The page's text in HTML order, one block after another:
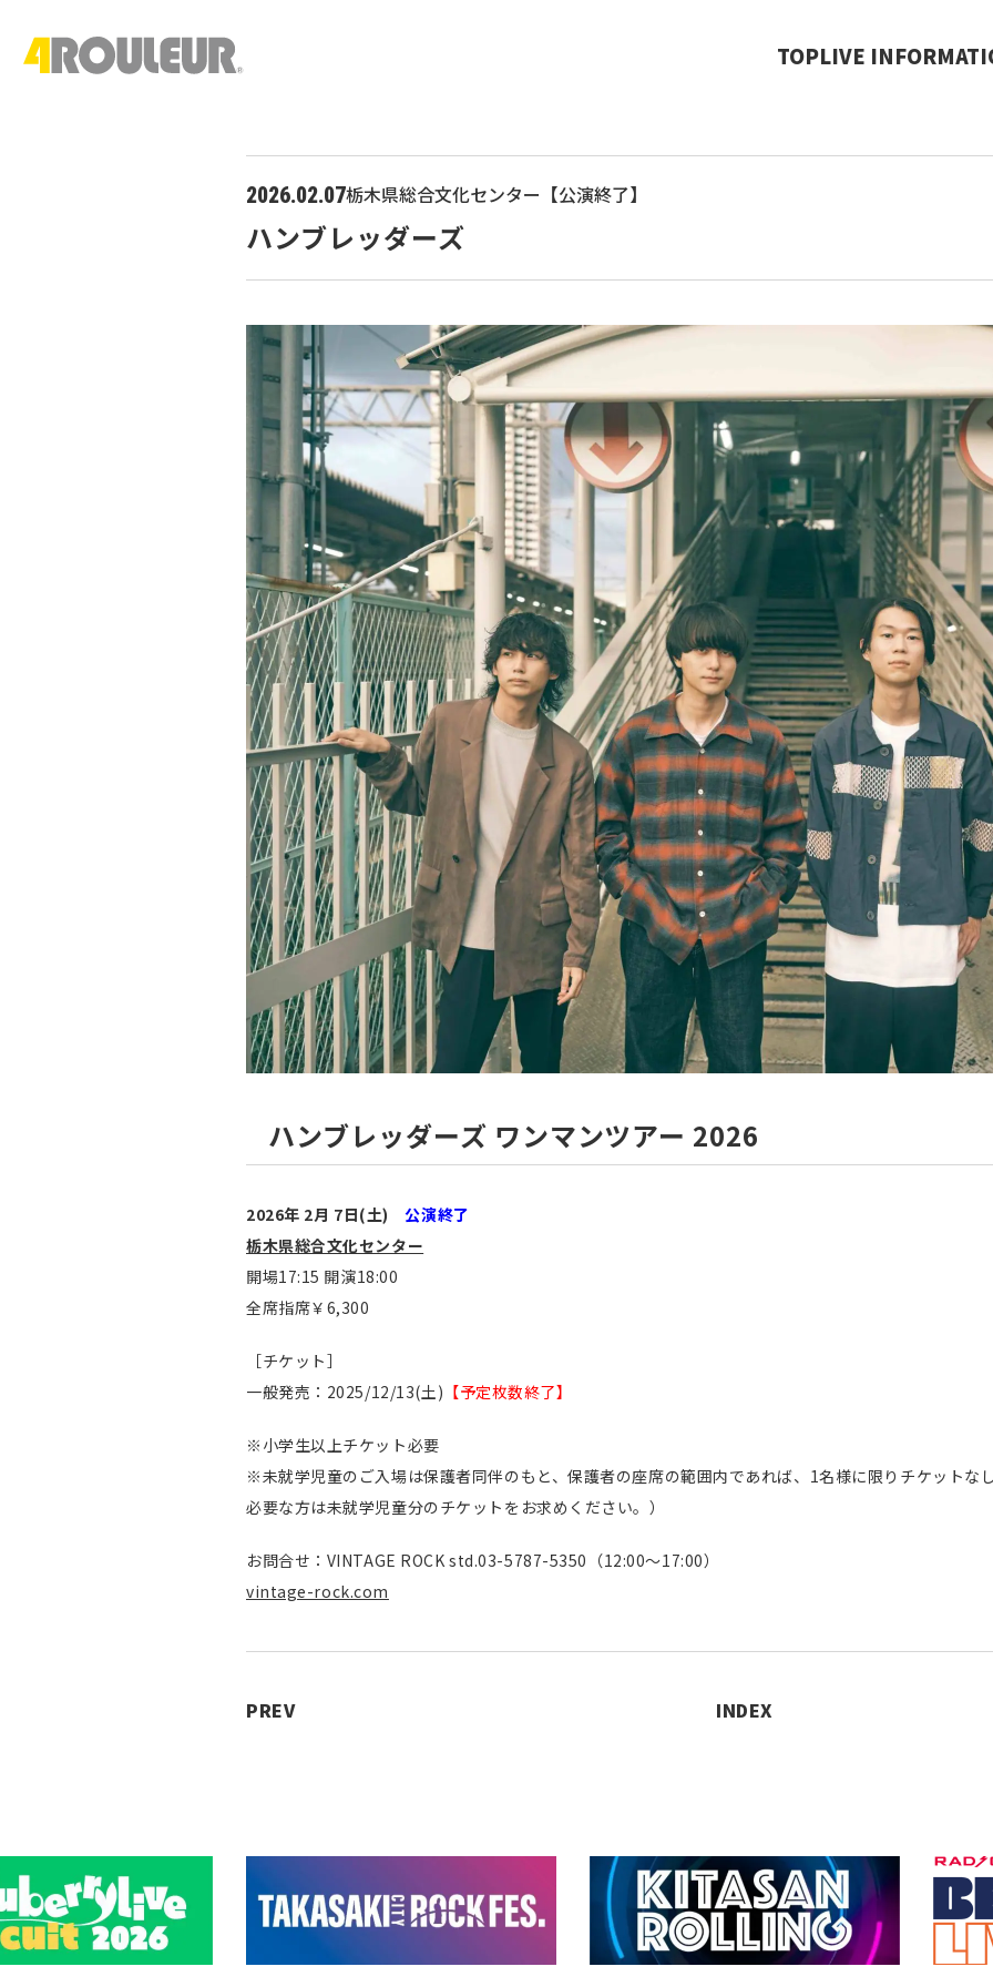
TOPLIVE
2026.02.07栃木県総合文化センター【公演終了】
ハンブレッダーズ
ハンブレッダーズ ワンマンツアー 2026
2026年 2月 7日(土)公演終了
栃木県総合文化センター
開場17:15 開演18:00
全席指席￥6,300
［チケット］
一般発売：2025/12/13(土) 【予定枚数終了】
※小学生以上チケット必要
※未就学児童のご入場は保護者同伴のもと、保護者の座席の範囲内であれば、1名様に限りチケットな
必要な方は未就学児童分のチケットをお求めください。）
お問合せ：VINTAGE ROCK std.03-5787-5350（12:00～17:00）
vintage-rock.com
PREV INDEX